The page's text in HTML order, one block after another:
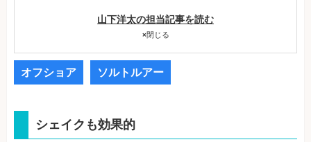
山下洋太の担当記事を読む
×閉じる
オフショア ソルトルアー
シェイクも効果的